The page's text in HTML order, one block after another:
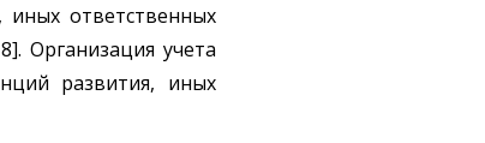
иных ответственных
Организация учета
развития, иных